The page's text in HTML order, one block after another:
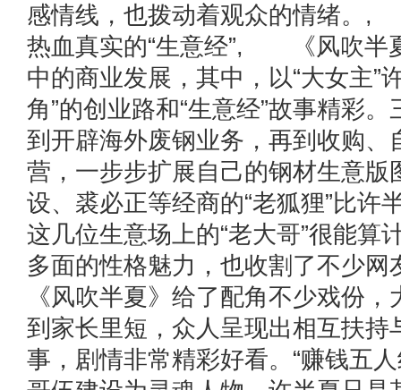
感情线，也拨动着观众的情
热血真实的“生意经”, 《风吹半
中的商业发展，其中，以“大女主”
角”的创业路和“生意经”故事精彩
到开辟海外废钢业务，再到收购、
营，一步步扩展自己的钢材生意版
设、裘必正等经商的“老狐狸”比许
这几位生意场上的“老大哥”很能算
多面的性格魅力，也收割了不
《风吹半夏》给了配角不少戏份
到家长里短，众人呈现出相互扶持
事，剧情非常精彩好看。“赚钱五